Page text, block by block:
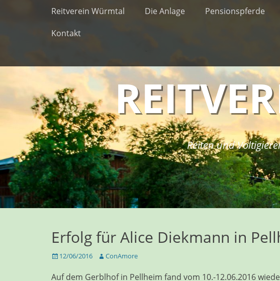
Zum
Inhalt:
Erstes Menü
Reitverein Würmtal Die Anlage Pensionspferde
Kontakt
Reiten und
Erfolg für Alice Diekmann in
Veröffentlicht
12/06/2016 AutorConAmore
Auf dem Gerblhof in Pellheim fand vom 10.-12.06.2016